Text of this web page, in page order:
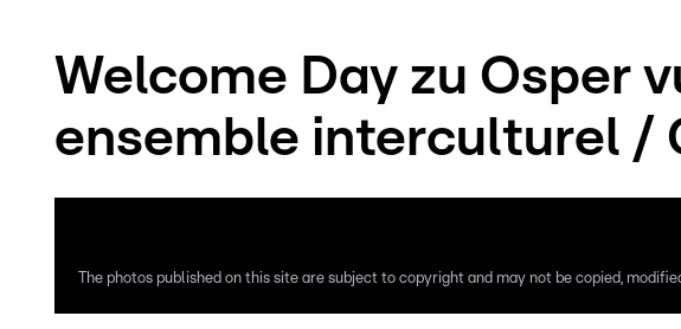
Welcome Day zu Osper
ensemble interculturel /
The photos published on this site are subject to copyright and may not be copied,